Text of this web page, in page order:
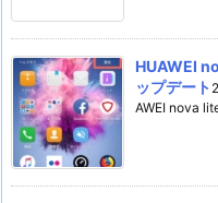
HUAWEI
ップデート
AWEI nova